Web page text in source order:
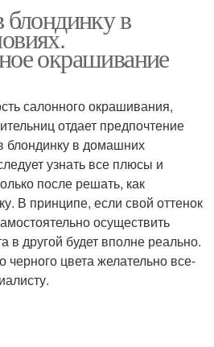
блондинку в
окрашивание
салонного окрашивания,
отдает предпочтение
блондинку в домашних
узнать все плюсы и
после решать, как
В принципе, если свой оттенок
осуществить
в другой будет вполне реально.
черного цвета желательно все-